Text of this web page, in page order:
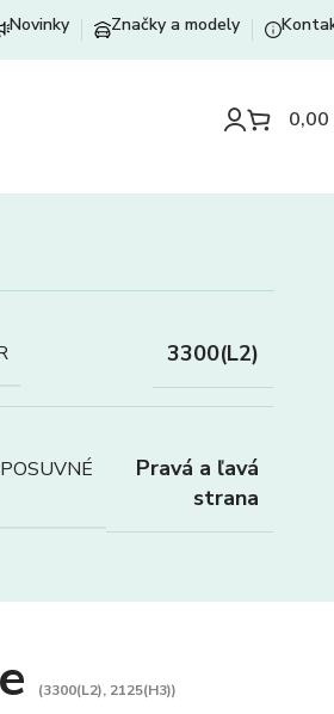
Novinky Značky a modely
0,00
3300(L2)
Pravá a ľavá
strana
(3300(L2), 2125(H3))